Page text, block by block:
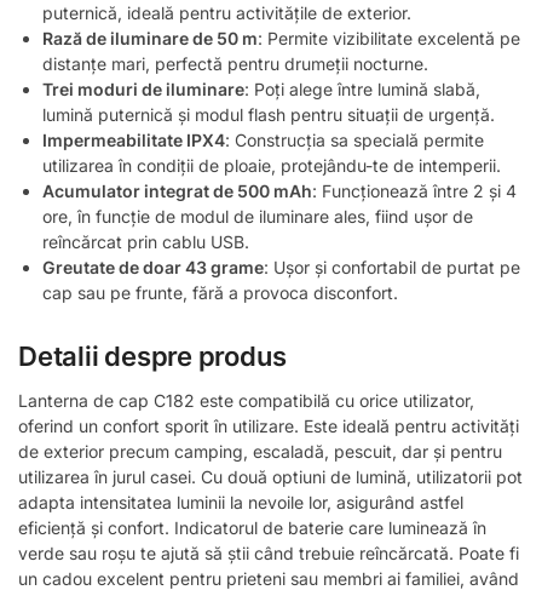
puternică, ideală pentru activitățile de exterior.
Rază de iluminare de 50 m: Permite vizibilitate excelentă pe
distanțe mari, perfectă pentru drumeții nocturne.
Trei moduri de iluminare: Poți alege între lumină slabă,
lumină puternică și modul flash pentru situații de urgență.
Impermeabilitate IPX4: Construcția sa specială permite
utilizarea în condiții de ploaie, protejându-te de intemperii.
Acumulator integrat de 500 mAh: Funcționează între 2 și 4
ore, în funcție de modul de iluminare ales, fiind ușor de
reîncărcat prin cablu USB.
Greutate de doar 43 grame: Ușor și confortabil de purtat pe
cap sau pe frunte, fără a provoca disconfort.
Detalii despre produs
Lanterna de cap C182 este compatibilă cu orice utilizator,
oferind un confort sporit în utilizare. Este ideală pentru activități
de exterior precum camping, escaladă, pescuit, dar și pentru
utilizarea în jurul casei. Cu două optiuni de lumină, utilizatorii pot
adapta intensitatea luminii la nevoile lor, asigurând astfel
eficiență și confort. Indicatorul de baterie care luminează în
verde sau roșu te ajută să știi când trebuie reîncărcată. Poate fi
un cadou excelent pentru prieteni sau membri ai familiei, având